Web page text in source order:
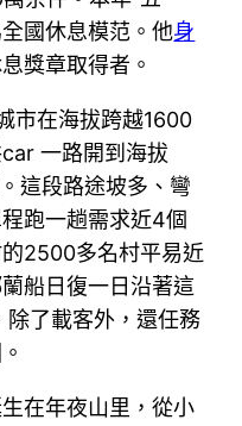
國休息模范。他身
獎章取得者。
市在海拔跨越1600
一路開到海拔
這段路途坡多、彎
程跑一趟需求近4個
2500多名村平易近
船日復一日沿著這
了載客外，還任務
在年夜山里，從小